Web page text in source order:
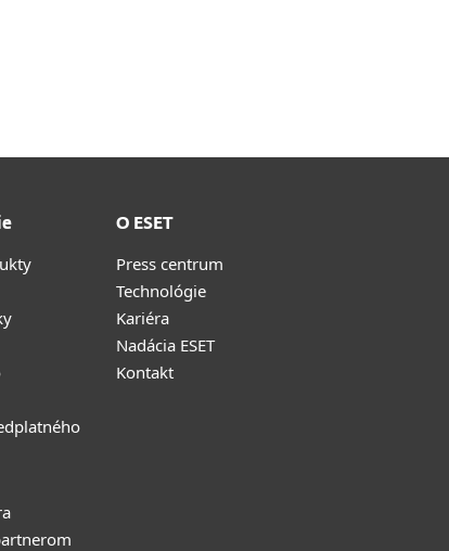
O ESET
Press centrum
Technológie
Kariéra
Nadácia ESET
Kontakt